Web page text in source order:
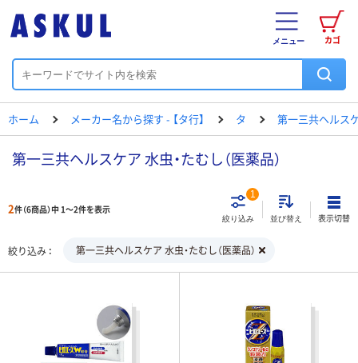
カゴ
メニュー
ホーム メーカー名から探す - 【タ行】 タ 第一三共ヘルス
第一三共ヘルスケア 水虫・たむし（医薬品）
2件（6商品）中 1～2件を表示
絞り込み
1
並び替え 表示切替
絞り込み 第一三共ヘルスケア 水虫・たむし（医薬品）